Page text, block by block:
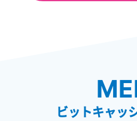
ビットキャッ